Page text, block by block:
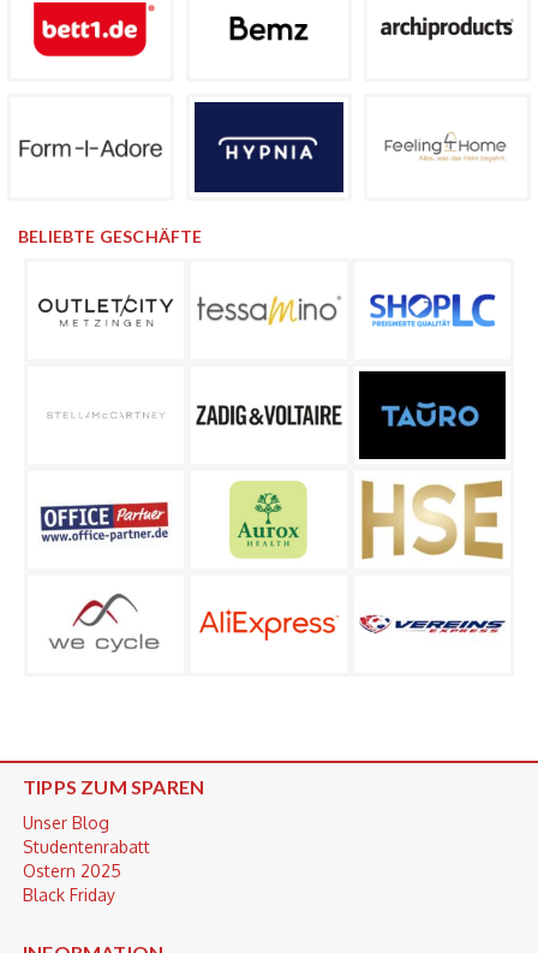
BELIEBTE GESCHÄFTE
TIPPS ZUM SPAREN
Unser Blog
Studentenrabatt
Ostern 2025
Black Friday